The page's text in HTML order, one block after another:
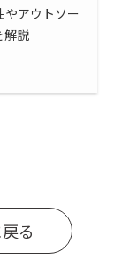
やアウトソー
解説
る